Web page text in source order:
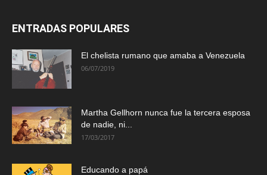
ENTRADAS POPULARES
El chelista rumano que amaba a Venezuela
06/07/2019
Martha Gellhorn nunca fue la tercera esposa
de nadie, ni...
17/03/2017
Educando a papá